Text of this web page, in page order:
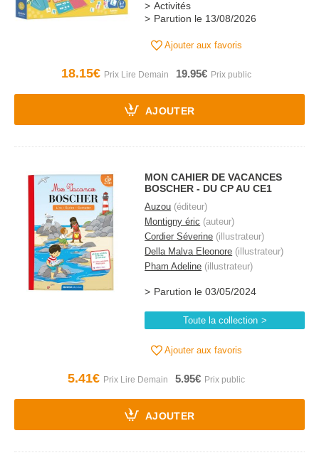
Activités
Parution le 13/08/2026
Ajouter aux favoris
18.15€ 19.95€
AJOUTER
MON CAHIER DE VACANCES
BOSCHER - DU CP AU CE1
Auzou (éditeur)
Montigny éric (auteur)
Cordier Séverine (illustrateur)
Della Malva Eleonore (illustrateur)
Pham Adeline (illustrateur)
Parution le 03/05/2024
Toute la collection
Ajouter aux favoris
5.41€ 5.95€
AJOUTER